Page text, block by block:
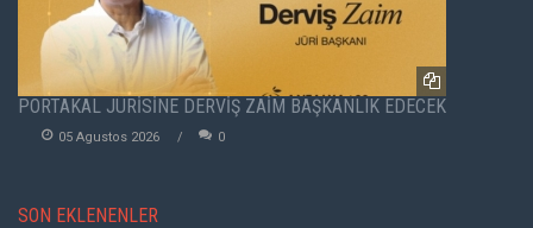
PORTAKAL JÜRİSİNE DERVİŞ ZAİM BAŞKANLIK EDECEK
05 Agustos 2026 0
SON EKLENENLER